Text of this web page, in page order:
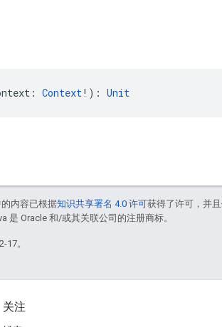
Context!): Unit
内容已根据知识共享署名 4.0 许可获得了许可，并
是 Oracle 和/或其关联公司的注册商标。
17。
关注